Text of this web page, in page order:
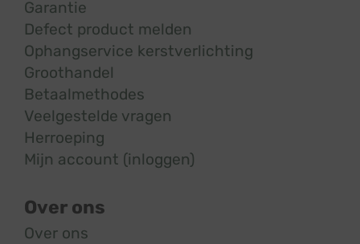
Garantie
Defect product melden
Ophangservice kerstverlichting
Groothandel
Betaalmethodes
Veelgestelde vragen
Herroeping
Mijn account (inloggen)
Over ons
Over ons